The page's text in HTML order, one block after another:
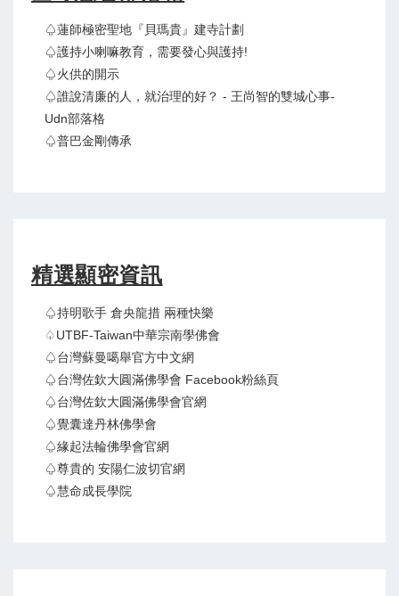
♤蓮師極密聖地『貝瑪貴』建寺計劃
♤護持小喇嘛教育，需要發心與護持!
♤火供的開示
♤誰說清廉的人，就治理的好？ - 王尚智的雙城心事-
Udn部落格
♤普巴金剛傳承
精選顯密資訊
♤持明歌手 倉央龍措 兩種快樂
♤UTBF-Taiwan中華宗南學佛會
♤台灣蘇曼噶舉官方中文網
♤台灣佐欽大圓滿佛學會 Facebook粉絲頁
♤台灣佐欽大圓滿佛學會官網
♤覺囊達丹林佛學會
♤緣起法輪佛學會官網
♤尊貴的 安陽仁波切官網
♤慧命成長學院